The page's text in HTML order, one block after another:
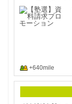
+640mile